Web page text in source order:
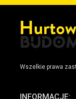
Wszelkie prawa
INFORMACJE: